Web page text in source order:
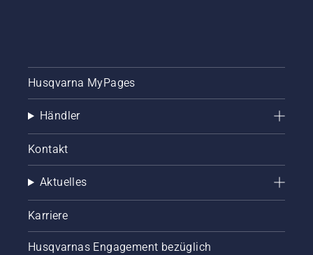
Husqvarna MyPages
Händler
Kontakt
Aktuelles
Karriere
Husqvarnas Engagement bezüglich